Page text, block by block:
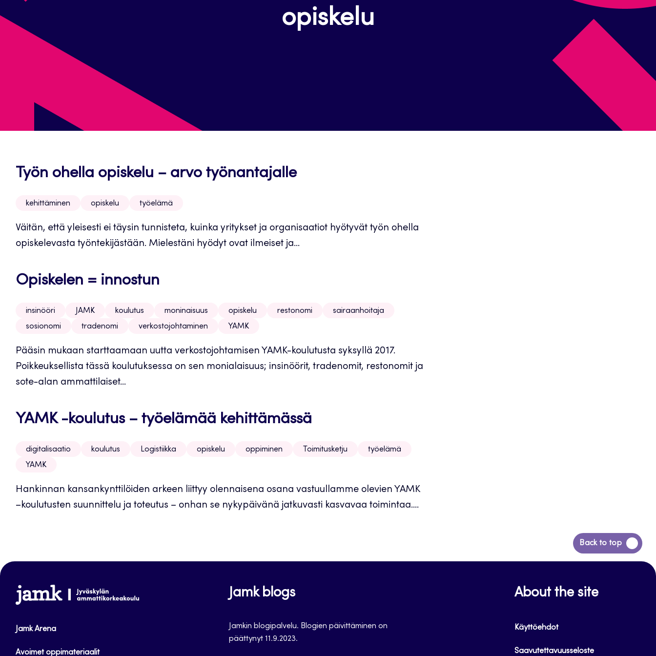
opiskelu
Työn ohella opiskelu – arvo työnantajalle
kehittäminen opiskelu työelämä
Väitän, että yleisesti ei täysin tunnisteta, kuinka yritykset ja organisaatiot hyötyvät työn ohella
opiskelevasta työntekijästään. Mielestäni hyödyt ovat ilmeiset ja...
Opiskelen = innostun
insinööri JAMK koulutus moninaisuus opiskelu restonomi
sairaanhoitaja
sosionomi
tradenomi verkostojohtaminen YAMK
Pääsin mukaan starttaamaan uutta verkostojohtamisen YAMK-koulutusta syksyllä 2017.
Poikkeuksellista tässä koulutuksessa on sen monialaisuus; insinöörit, tradenomit, restonomit ja
sote-alan ammattilaiset...
YAMK -koulutus – työelämää kehittämässä
digitalisaatio koulutus Logistiikka opiskelu oppiminen Toimitusketju
työelämä
YAMK
Hankinnan kansankynttilöiden arkeen liittyy olennaisena osana vastuullamme olevien YAMK
–koulutusten suunnittelu ja toteutus – onhan se nykypäivänä jatkuvasti kasvavaa toimintaa....
Back to top
Siirry
takaisin
www.jamk.fi
Jamk Arena
Avoimet oppimateriaalit
Jamk blogs
Jamkin blogipalvelu. Blogien päivittäminen on
päättynyt 11.9.2023.
About the site
Käyttöehdot
Saavutettavuusseloste